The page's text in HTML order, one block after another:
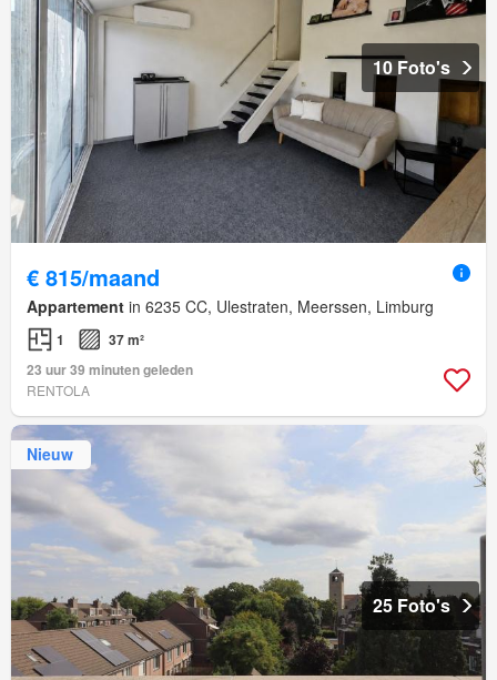
10 Foto's
€ 815/maand
Appartement in 6235 CC, Ulestraten, Meerssen, Limburg
1
37 m²
23 uur 39 minuten geleden
RENTOLA
Nieuw
25 Foto's